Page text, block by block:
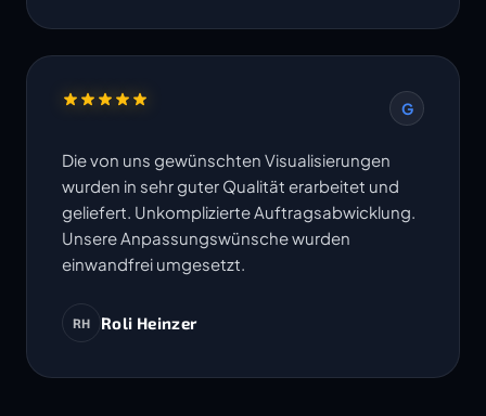
G
Die von uns gewünschten Visualisierungen
wurden in sehr guter Qualität erarbeitet und
geliefert. Unkomplizierte Auftragsabwicklung.
Unsere Anpassungswünsche wurden
einwandfrei umgesetzt.
RH Roli Heinzer